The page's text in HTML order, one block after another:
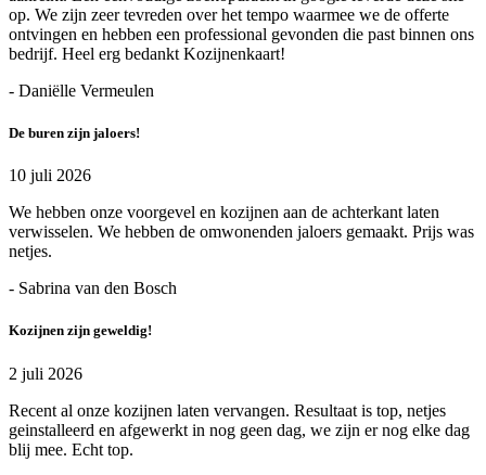
op. We zijn zeer tevreden over het tempo waarmee we de offerte
ontvingen en hebben een professional gevonden die past binnen ons
bedrijf. Heel erg bedankt Kozijnenkaart!
- Daniëlle Vermeulen
De buren zijn jaloers!
10 juli 2026
We hebben onze voorgevel en kozijnen aan de achterkant laten
verwisselen. We hebben de omwonenden jaloers gemaakt. Prijs was
netjes.
- Sabrina van den Bosch
Kozijnen zijn geweldig!
2 juli 2026
Recent al onze kozijnen laten vervangen. Resultaat is top, netjes
geinstalleerd en afgewerkt in nog geen dag, we zijn er nog elke dag
blij mee. Echt top.